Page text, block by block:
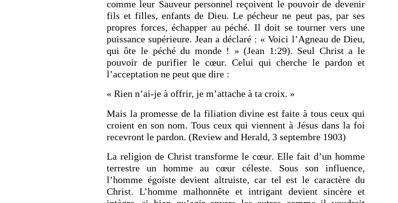
comme leur Sauveur personnel reçoivent le pouvoir de devenir
fils et filles, enfants de Dieu. Le pécheur ne peut pas, par ses
propres forces, échapper au péché. Il doit se tourner vers une
puissance supérieure. Jean a déclaré : « Voici l’Agneau de Dieu,
qui ôte le péché du monde ! » (Jean 1:29). Seul Christ a le
pouvoir de purifier le cœur. Celui qui cherche le pardon et
l’acceptation ne peut que dire :
« Rien n’ai-je à offrir, je m’attache à ta croix. »
Mais la promesse de la filiation divine est faite à tous ceux qui
croient en son nom. Tous ceux qui viennent à Jésus dans la foi
recevront le pardon. (Review and Herald, 3 septembre 1903)
La religion de Christ transforme le cœur. Elle fait d’un homme
terrestre un homme au cœur céleste. Sous son influence,
l’homme égoïste devient altruiste, car tel est le caractère du
Christ. L’homme malhonnête et intrigant devient sincère et